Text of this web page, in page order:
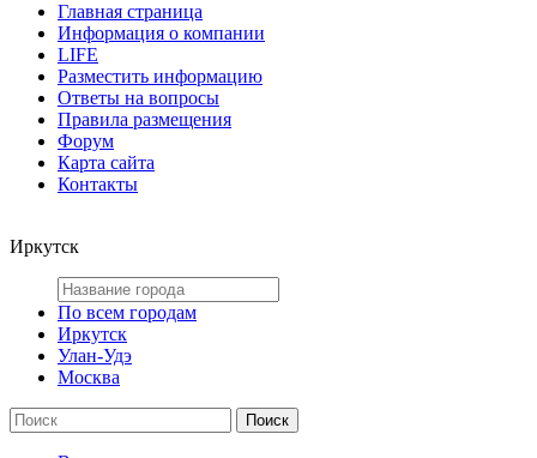
Главная страница
Информация о компании
LIFE
Разместить информацию
Ответы на вопросы
Правила размещения
Форум
Карта сайта
Контакты
Иркутск
По всем городам
Иркутск
Улан-Удэ
Москва